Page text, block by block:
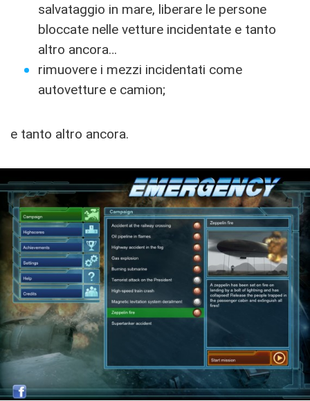
salvataggio in mare, liberare le persone
bloccate nelle vetture incidentate e tanto
altro ancora…
rimuovere i mezzi incidentati come
autovetture e camion;
e tanto altro ancora.